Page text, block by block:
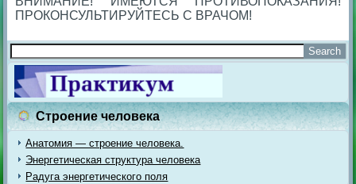
ПРОКОНСУЛЬТИРУЙТЕСЬ С ВРАЧОМ!
Строение человека
Анатомия — строение человека.
Энергетическая структура человека
Радуга энергетического поля